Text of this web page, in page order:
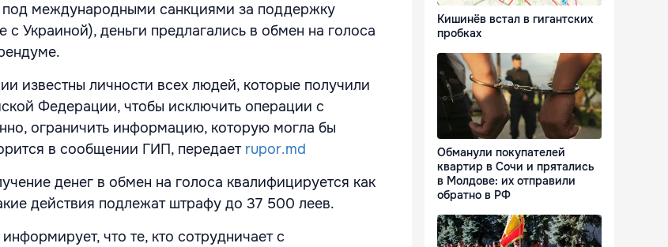
международными санкциями за поддержку
Украиной), деньги предлагались в обмен на голоса
известны личности всех людей, которые получили
Федерации, чтобы исключить операции с
ограничить информацию, которую могла бы
в сообщении ГИП, передает rupor.md
денег в обмен на голоса квалифицируется как
действия подлежат штрафу до 37 500 леев.
что те, кто сотрудничает с
Кишинёв встал в гигантских
пробках
Обманули покупателей
квартир в Сочи и прятались
в Молдове: их отправили
обратно в РФ